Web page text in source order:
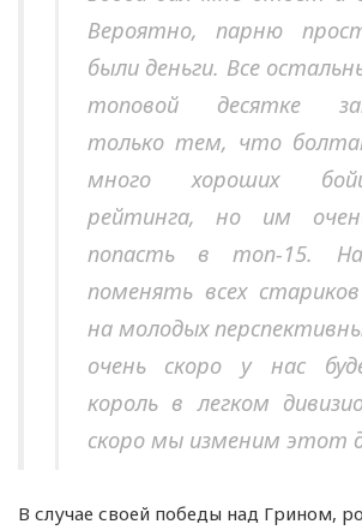
Вероятно, парню
были деньги. Все
топовой десятке
только тем, что
много хороших
рейтинга, но им
попасть в топ-15.
поменять всех
на молодых
очень скоро у нас
король в легком
скоро мы изменим этот
В случае своей победы над Грином,